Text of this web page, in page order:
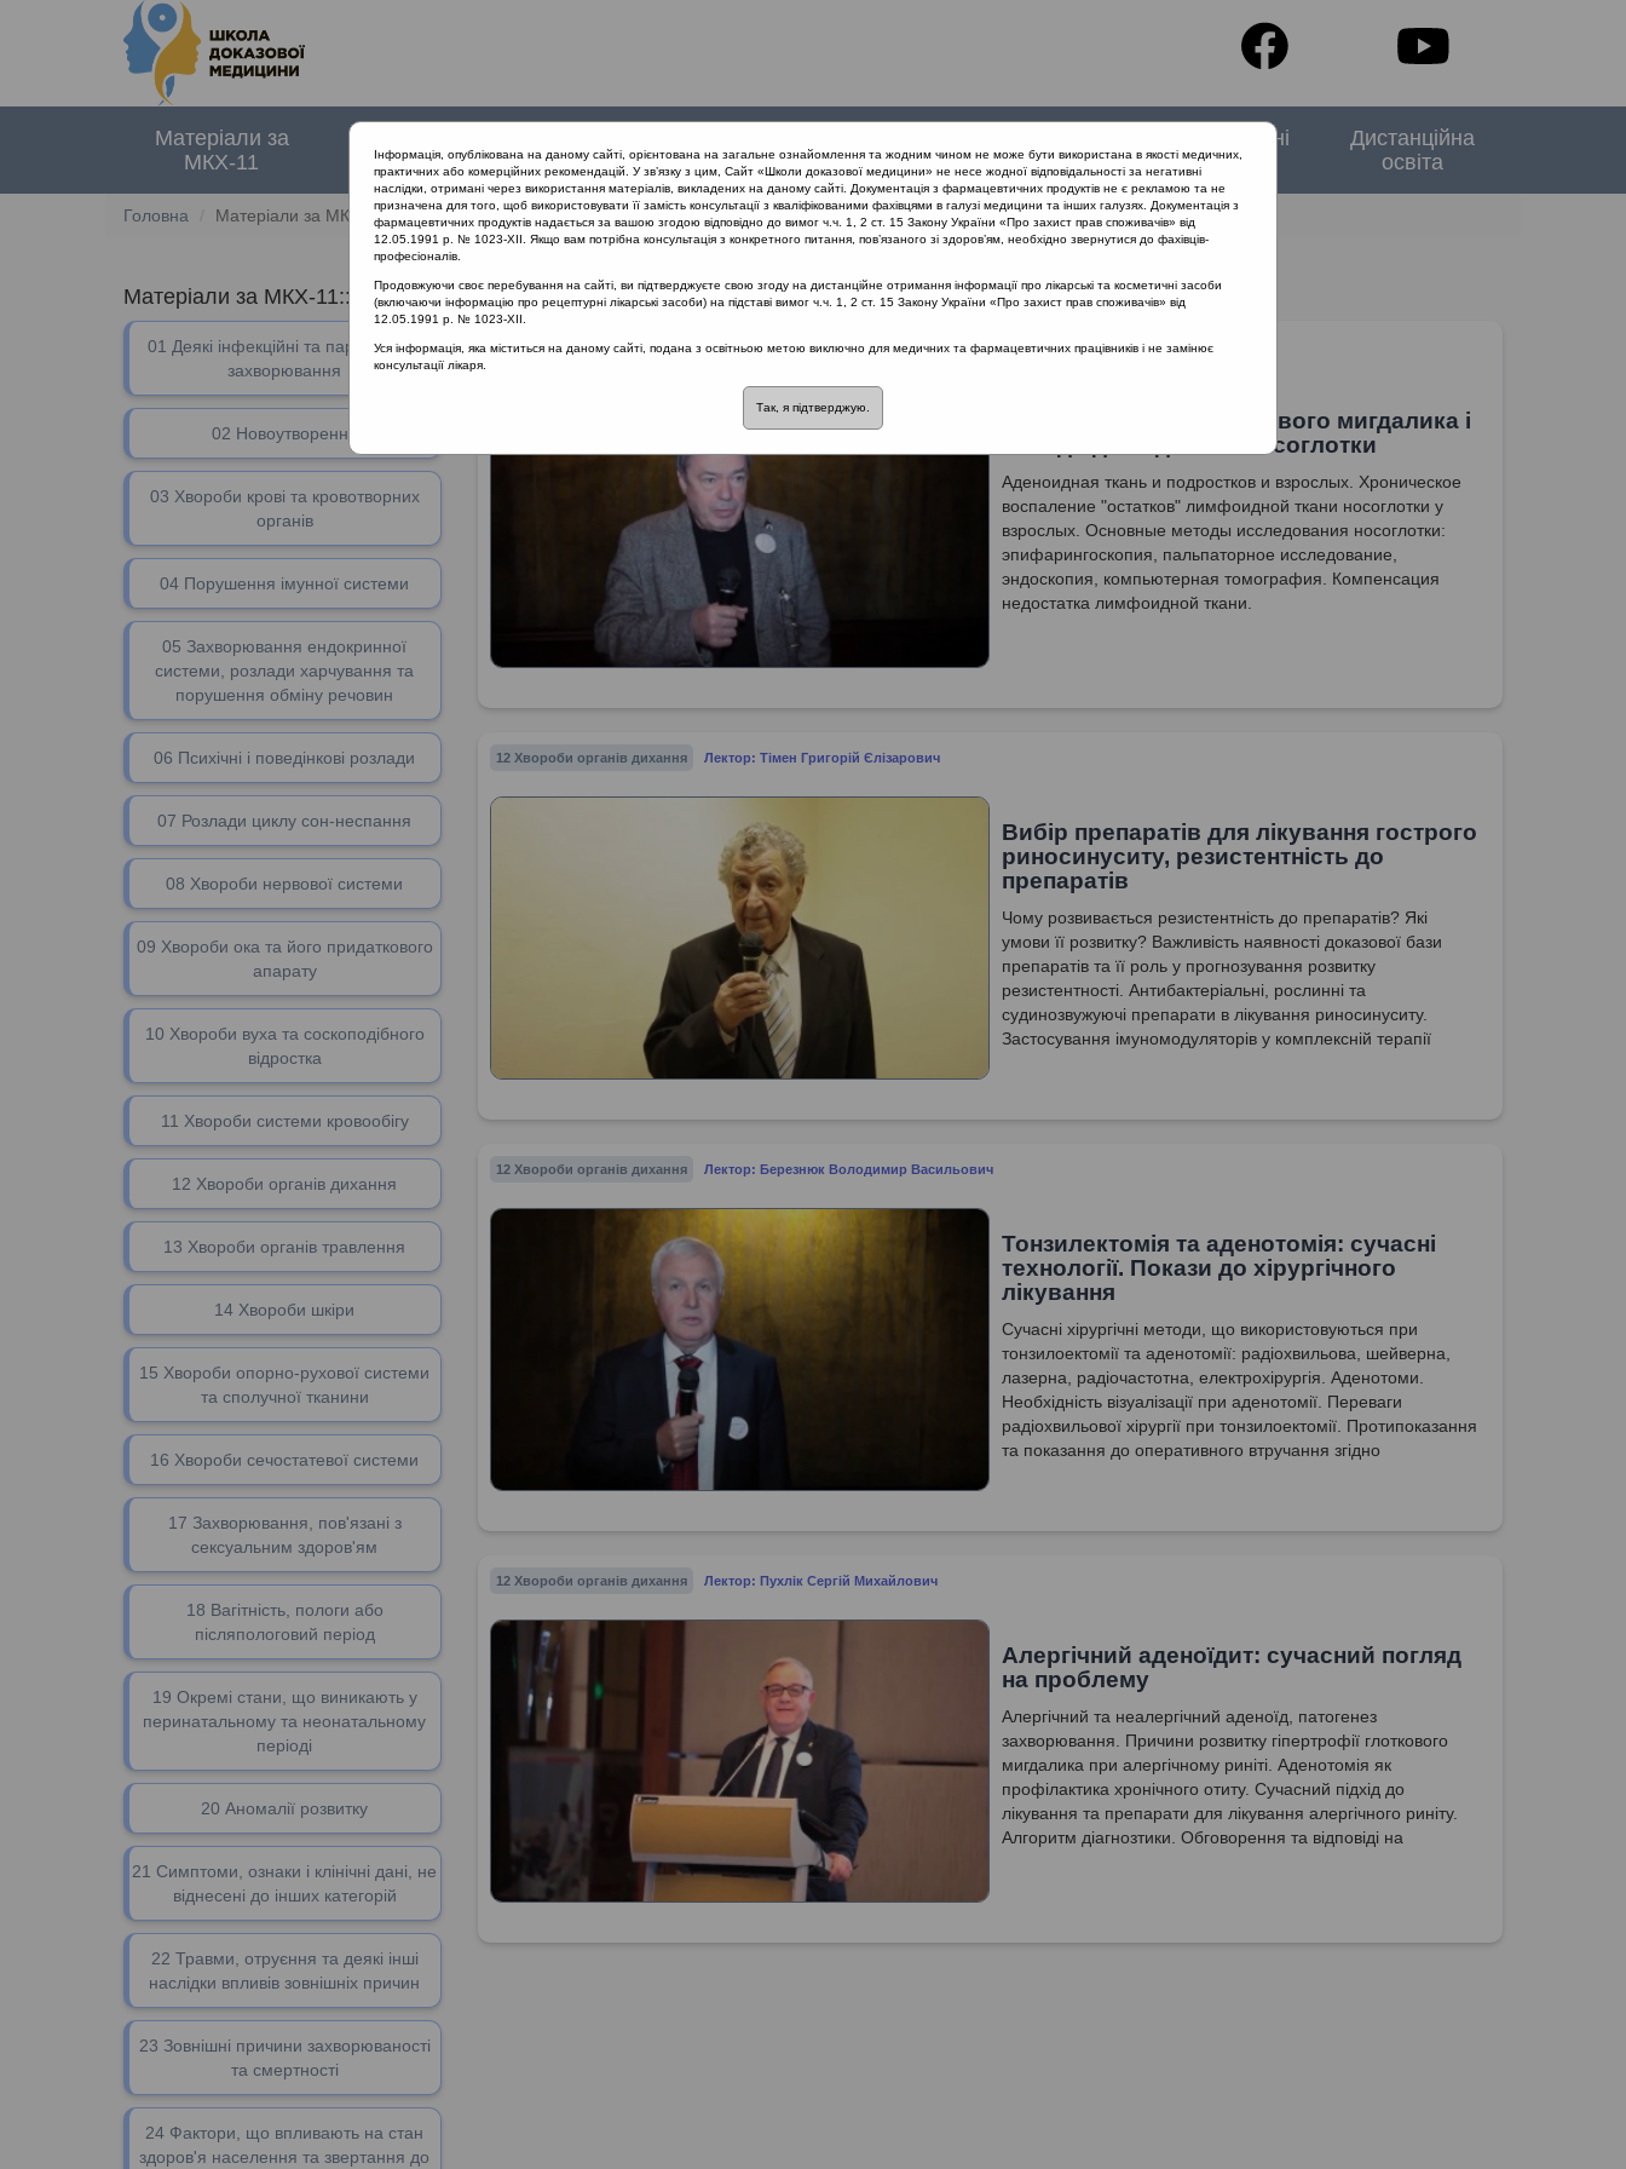
Матеріали за
МКХ-11
документи
заходи
проекту
Спеціальні
випуски
Дистанційна
освіта
Головна Матеріали за МКХ-11
Матеріали за МКХ-11:: 12 Хвороби органів дихання
01 Деякі інфекційні та паразитарні
захворювання
02 Новоутворення
03 Хвороби крові та кровотворних
органів
04 Порушення імунної системи
05 Захворювання ендокринної
системи, розлади харчування та
порушення обміну речовин
06 Психічні і поведінкові розлади
07 Розлади циклу сон-неспання
08 Хвороби нервової системи
09 Хвороби ока та його придаткового
апарату
10 Хвороби вуха та соскоподібного
відростка
11 Хвороби системи кровообігу
12 Хвороби органів дихання
13 Хвороби органів травлення
14 Хвороби шкіри
15 Хвороби опорно-рухової системи
та сполучної тканини
16 Хвороби сечостатевої системи
17 Захворювання, пов'язані з
сексуальним здоров'ям
18 Вагітність, пологи або
післяпологовий період
19 Окремі стани, що виникають у
перинатальному та неонатальному
періоді
20 Аномалії розвитку
21 Симптоми, ознаки і клінічні дані, не
віднесені до інших категорій
22 Травми, отруєння та деякі інші
наслідки впливів зовнішніх причин
23 Зовнішні причини захворюваності
та смертності
24 Фактори, що впливають на стан
здоров'я населення та звертання до
12 Хвороби органів дихання Лектор: Безшапочний Сергій Борисович
Вікові зміни носоглоткового мигдалика і
методи дослідження носоглотки
Аденоидная ткань и подростков и взрослых. Хроническое
воспаление "остатков" лимфоидной ткани носоглотки у
взрослых. Основные методы исследования носоглотки:
эпифарингоскопия, пальпаторное исследование,
эндоскопия, компьютерная томография. Компенсация
недостатка лимфоидной ткани.
12 Хвороби органів дихання Лектор: Тімен Григорій Єлізарович
Вибір препаратів для лікування гострого
риносинуситу, резистентність до
препаратів
Чому розвивається резистентність до препаратів? Які
умови її розвитку? Важливість наявності доказової бази
препаратів та її роль у прогнозування розвитку
резистентності. Антибактеріальні, рослинні та
судинозвужуючі препарати в лікування риносинуситу.
Застосування імуномодуляторів у комплексній терапії
12 Хвороби органів дихання Лектор: Березнюк Володимир Васильович
Тонзилектомія та аденотомія: сучасні
технології. Покази до хірургічного
лікування
Сучасні хірургічні методи, що використовуються при
тонзилоектомії та аденотомії: радіохвильова, шейверна,
лазерна, радіочастотна, електрохірургія. Аденотоми.
Необхідність візуалізації при аденотомії. Переваги
радіохвильової хірургії при тонзилоектомії. Протипоказання
та показання до оперативного втручання згідно
12 Хвороби органів дихання Лектор: Пухлік Сергій Михайлович
Алергічний аденоїдит: сучасний погляд
на проблему
Алергічний та неалергічний аденоїд, патогенез
захворювання. Причини розвитку гіпертрофії глоткового
мигдалика при алергічному риніті. Аденотомія як
профілактика хронічного отиту. Сучасний підхід до
лікування та препарати для лікування алергічного риніту.
Алгоритм діагнозтики. Обговорення та відповіді на
Інформація, опублікована на даному сайті, орієнтована на загальне ознайомлення та жодним чином не може бути використана в якості медичних,
практичних або комерційних рекомендацій. У зв’язку з цим, Сайт «Школи доказової медицини» не несе жодної відповідальності за негативні
наслідки, отримані через використання матеріалів, викладених на даному сайті. Документація з фармацевтичних продуктів не є рекламою та не
призначена для того, щоб використовувати її замість консультації з кваліфікованими фахівцями в галузі медицини та інших галузях. Документація з
фармацевтичних продуктів надається за вашою згодою відповідно до вимог ч.ч. 1, 2 ст. 15 Закону України «Про захист прав споживачів» від
12.05.1991 р. № 1023-XII. Якщо вам потрібна консультація з конкретного питання, пов’язаного зі здоров’ям, необхідно звернутися до фахівців-
професіоналів.
Продовжуючи своє перебування на сайті, ви підтверджуєте свою згоду на дистанційне отримання інформації про лікарські та косметичні засоби
(включаючи інформацію про рецептурні лікарські засоби) на підставі вимог ч.ч. 1, 2 ст. 15 Закону України «Про захист прав споживачів» від
12.05.1991 р. № 1023-XII.
Уся інформація, яка міститься на даному сайті, подана з освітньою метою виключно для медичних та фармацевтичних працівників і не замінює
консультації лікаря.
Так, я підтверджую.